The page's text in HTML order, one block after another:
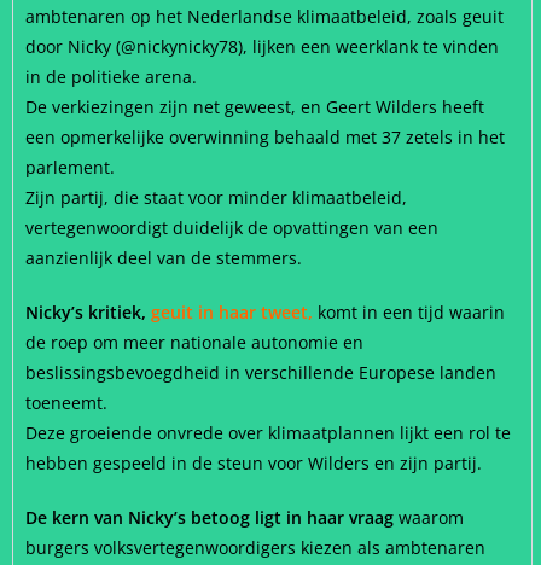
ambtenaren op het Nederlandse klimaatbeleid, zoals geuit
door Nicky (@nickynicky78), lijken een weerklank te vinden
in de politieke arena.
De verkiezingen zijn net geweest, en Geert Wilders heeft
een opmerkelijke overwinning behaald met 37 zetels in het
parlement.
Zijn partij, die staat voor minder klimaatbeleid,
vertegenwoordigt duidelijk de opvattingen van een
aanzienlijk deel van de stemmers.
Nicky’s kritiek, geuit in haar tweet, komt in een tijd waarin
de roep om meer nationale autonomie en
beslissingsbevoegdheid in verschillende Europese landen
toeneemt.
Deze groeiende onvrede over klimaatplannen lijkt een rol te
hebben gespeeld in de steun voor Wilders en zijn partij.
De kern van Nicky’s betoog ligt in haar vraag waarom
burgers volksvertegenwoordigers kiezen als ambtenaren